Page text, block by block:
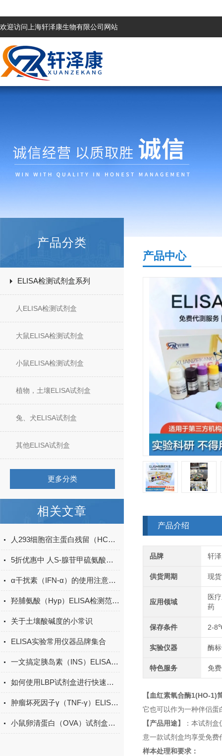
欢迎访问上海轩泽康生物有限公司网站
产品分类
ELISA检测试剂盒系列
人ELISA检测试剂盒
大鼠ELISA检测试剂盒
小鼠ELISA检测试剂盒
植物，土壤ELISA试剂盒
兔、犬ELISA试剂盒
其他ELISA试剂盒
更多分类
相关文章
人293细胞宿主蛋白残留（HCP）ELISA检测试剂盒产品升级
5折优惠中 人S-腺苷甲硫氨酸（SAM）ELISA试剂盒
α干扰素（IFN-α）的使用注意事项有哪些？
羟脯氨酸（Hyp）ELISA检测范围多少？
关于土壤酸碱度的小常识
ELISA实验常用仪器品牌集合
一文搞定胰岛素（INS）ELISA试剂盒的操作方法
如何使用LBP试剂盒进行快速检测？
肿瘤坏死因子γ（TNF-γ）ELISA试剂盒的工作原理
小鼠卵清蛋白（OVA）试剂盒现货
产品中心
产品介绍
品牌 轩
供货周期 现货
应用领域
医
药
保存条件 2-
实验仪器 酶
特色服务 免
【血红素氧合酶1(HO-1)
它也可以作为一种伴侣
【产品用途】
：本试剂
意一款试剂盒均享受免
样本处理和要求：